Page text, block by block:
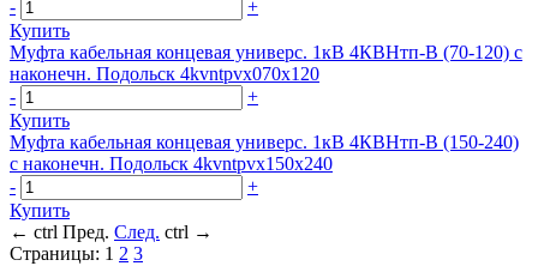
-
+
Купить
Муфта кабельная концевая универс. 1кВ 4КВНтп-В (70-120) с
наконечн. Подольск 4kvntpvx070x120
-
+
Купить
Муфта кабельная концевая универс. 1кВ 4КВНтп-В (150-240)
с наконечн. Подольск 4kvntpvx150x240
-
+
Купить
← ctrl Пред. След. ctrl →
Страницы: 1 2 3